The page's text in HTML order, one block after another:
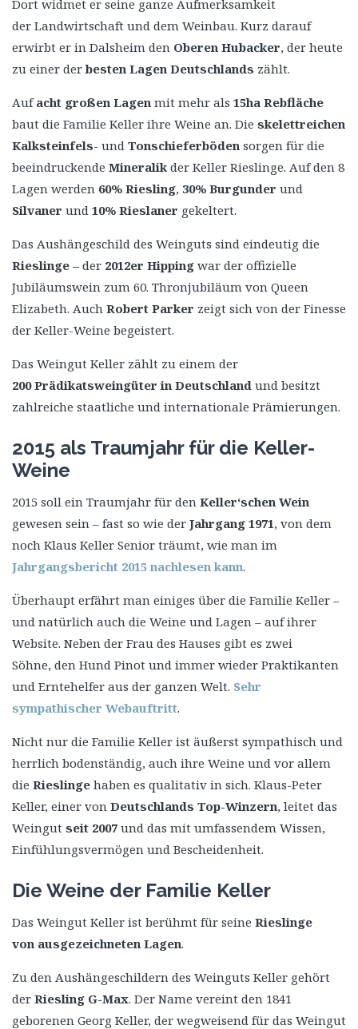
Dort widmet er seine ganze Aufmerksamkeit
der Landwirtschaft und dem Weinbau. Kurz darauf
erwirbt er in Dalsheim den Oberen Hubacker, der heute
zu einer derbesten Lagen Deutschlands zählt.
Aufacht großen Lagen mit mehr als 15ha Rebfläche
baut die Familie Keller ihre Weine an. Die skelettreichen
Kalksteinfels- und Tonschieferböden sorgen für die
beeindruckende Mineralikder Keller Rieslinge. Auf den 8
Lagen werden 60% Riesling, 30% Burgunder und
Silvaner und 10% Rieslaner gekeltert.
Das Aushängeschild des Weinguts sind eindeutig die
Rieslinge – der 2012er Hipping war der offizielle
Jubiläumswein zum 60. Thronjubiläum von Queen
Elizabeth. Auch Robert Parker zeigt sich von der Finesse
der Keller-Weine begeistert.
Das Weingut Keller zählt zu einem der
200 Prädikatsweingüter in Deutschland und besitzt
zahlreiche staatliche und internationale Prämierungen.
2015 als Traumjahr für die Keller-
Weine
2015 soll ein Traumjahr für den Keller‘schen Wein
gewesen sein – fast so wie der Jahrgang 1971, von dem
noch Klaus Keller Senior träumt, wie man im
Jahrgangsbericht 2015 nachlesen kann.
Überhaupt erfährt man einiges über die Familie Keller –
und natürlich auch die Weine und Lagen – auf ihrer
Website. Neben der Frau des Hauses gibt es zwei
Söhne, den Hund Pinot und immer wieder Praktikanten
und Erntehelfer aus der ganzen Welt. Sehr
sympathischer Webauftritt.
Nicht nur die Familie Keller ist äußerst sympathisch und
herrlich bodenständig, auch ihre Weine und vor allem
die Rieslinge haben es qualitativ in sich. Klaus-Peter
Keller, einer von Deutschlands Top-Winzern, leitet das
Weingut seit 2007 und das mit umfassendem Wissen,
Einfühlungsvermögen und Bescheidenheit.
Die Weine der Familie Keller
Das Weingut Keller ist berühmt für seine Rieslinge
von ausgezeichneten Lagen.
Zu den Aushängeschildern des Weinguts Keller gehört
der Riesling G-Max. Der Name vereint den 1841
geborenen Georg Keller, der wegweisend für das Weingut